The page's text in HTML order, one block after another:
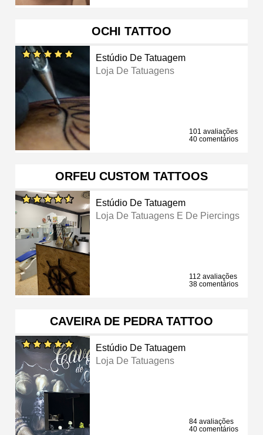
OCHI TATTOO
Estúdio De Tatuagem
Loja De Tatuagens
101 avaliações
40 comentários
ORFEU CUSTOM TATTOOS
Estúdio De Tatuagem
Loja De Tatuagens E De Piercings
112 avaliações
38 comentários
CAVEIRA DE PEDRA TATTOO
Estúdio De Tatuagem
Loja De Tatuagens
84 avaliações
40 comentários